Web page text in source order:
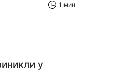
1 мин
у